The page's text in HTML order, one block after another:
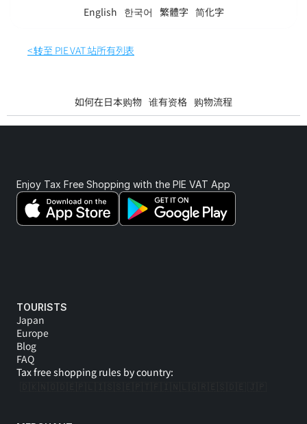
English 한국어 繁體字 简化字
< 转至 PIE VAT 站所有列表
如何在日本购物 谁有资格 购物流程
Enjoy Tax Free Shopping with the PIE VAT App
TOURISTS
Japan
Europe
Blog
FAQ
Tax free shopping rules by country: